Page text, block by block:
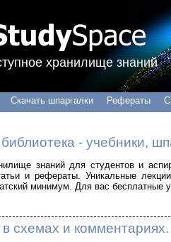
хранилище знаний
Скачать шпаргалки Рефераты
- учебники,
знаний для студентов и
и рефераты. Уникальные
минимум. Для вас бесплатные
схемах и